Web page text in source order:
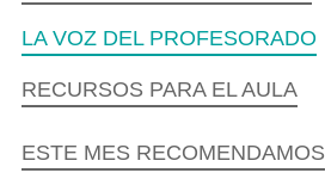
LA VOZ DEL PROFESORADO
RECURSOS PARA EL AULA
ESTE MES RECOMENDAMOS